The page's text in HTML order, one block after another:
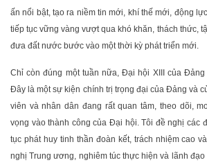
ấn nổi bật, tạo ra niềm tin mới, khí thế mới, động
tiếp tục vững vàng vượt qua khó khăn, thách thức,
đưa đất nước bước vào một thời kỳ phát triển mới.
Chỉ còn đúng một tuần nữa, Đại hội XIII của
Đây là một sự kiện chính trị trọng đại của Đảng và
viên và nhân dân đang rất quan tâm, theo dõi,
vọng vào thành công của Đại hội. Tôi đề nghị các
tục phát huy tinh thần đoàn kết, trách nhiệm cao
nghị Trung ương, nghiêm túc thực hiện và lãnh